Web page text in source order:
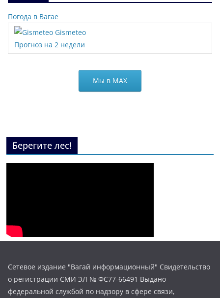
Погода в Вагае
Gismeteo
Прогноз на 2 недели
Мы в МАХ
Берегите лес!
Сетевое издание "Вагай информационный" Свидетельство
о регистрации СМИ ЭЛ № ФС77-66491 Выдано
федеральной службой по надзору в сфере связи,